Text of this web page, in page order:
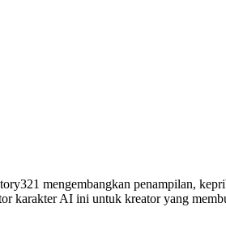
mengembangkan penampilan,
karakter AI ini untuk kreator yang